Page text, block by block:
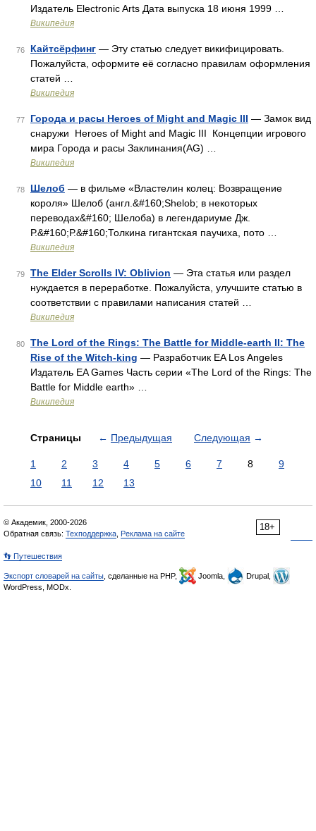
Издатель Electronic Arts Дата выпуска 18 июня 1999 …
Википедия
76 Кайтсёрфинг — Эту статью следует викифицировать.
Пожалуйста, оформите её согласно правилам оформления
статей …
Википедия
77 Города и расы Heroes of Might and Magic III — Замок вид
снаружи Heroes of Might and Magic III Концепции игрового
мира Города и расы Заклинания(AG) …
Википедия
78 Шелоб — в фильме «Властелин колец: Возвращение
короля» Шелоб (англ.&#160;Shelob; в некоторых
переводах&#160; Шелоба) в легендариуме Дж.
Р.&#160;Р.&#160;Толкина гигантская паучиха, пото …
Википедия
79 The Elder Scrolls IV: Oblivion — Эта статья или раздел
нуждается в переработке. Пожалуйста, улучшите статью в
соответствии с правилами написания статей …
Википедия
80
The Lord of the Rings: The Battle for Middle-earth II: The
Rise of the Witch-king — Разработчик EA Los Angeles
Издатель EA Games Часть серии «The Lord of the Rings: The
Battle for Middle earth» …
Википедия
Страницы ← Предыдущая Следующая →
1 2 3 4 5 6 7 8
9
10
11 12 13
18+
© Академик, 2000-2026
Обратная связь: Техподдержка Реклама на сайте
👣 Путешествия
Экспорт словарей на сайты , сделанные на PHP, Joomla,
Drupal,
WordPress, MODx.